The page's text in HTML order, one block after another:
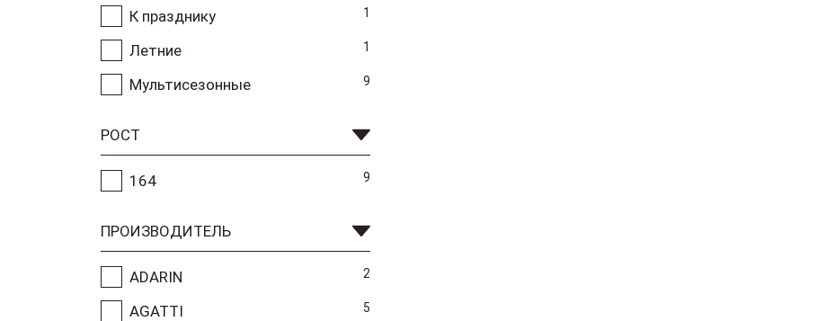
К празднику 1
Летние 1
Мультисезонные 9
РОСТ
164 9
ПРОИЗВОДИТЕЛЬ
ADARIN 2
AGATTI 5